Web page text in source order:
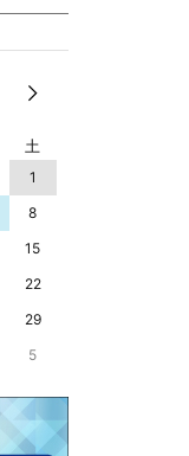
土
1
8
15
22
29
5